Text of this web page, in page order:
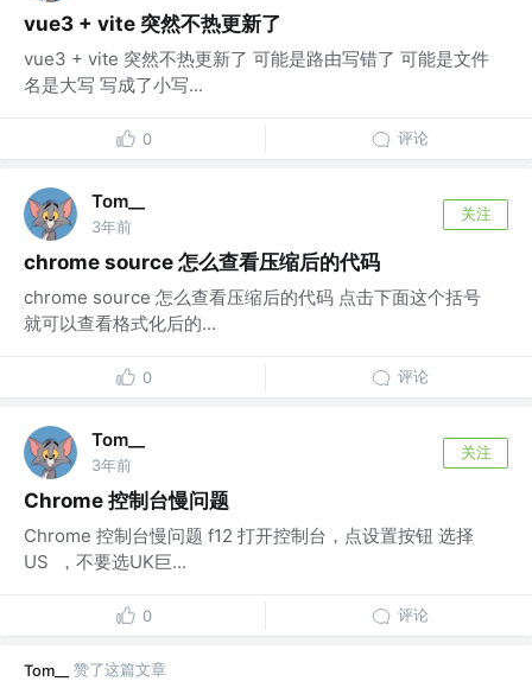
vue3 + vite 突然不热更新了
vue3 + vite 突然不热更新了 可能是路由写错了 可能是文件
名是大写 写成了小写...
0 评论
Tom__
3年前
关注
chrome source 怎么查看压缩后的代码
chrome source 怎么查看压缩后的代码 点击下面这个括号
就可以查看格式化后的...
0 评论
Tom__
3年前
关注
Chrome 控制台慢问题
Chrome 控制台慢问题 f12 打开控制台，点设置按钮 选择
US ，不要选UK巨...
0 评论
Tom__ 赞了这篇文章